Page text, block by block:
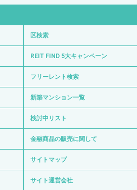
区検索
REIT FIND 5大キャンペーン
フリーレント検索
新築マンション一覧
検討中リスト
金融商品の販売に関して
サイトマップ
サイト運営会社